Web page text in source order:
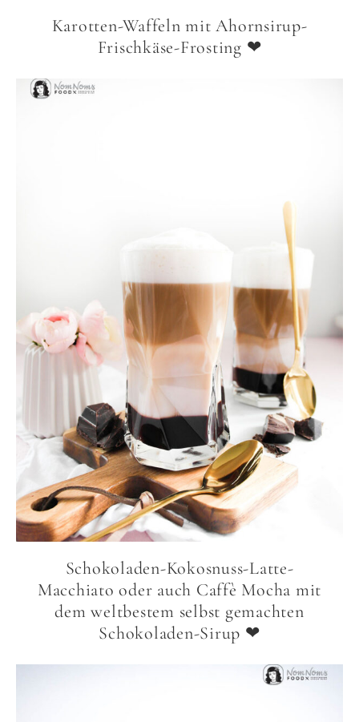
Karotten-Waffeln mit Ahornsirup-
Frischkäse-Frosting ❤
Schokoladen-Kokosnuss-Latte-
Macchiato oder auch Caffè Mocha mit
dem weltbestem selbst gemachten
Schokoladen-Sirup ❤